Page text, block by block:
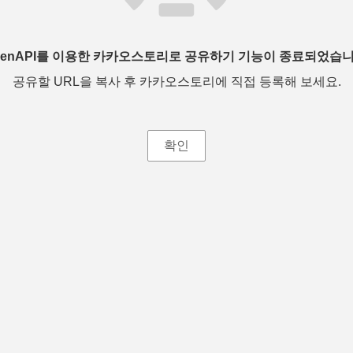
를 이용한 카카오스토리로 공유하기 기능이 종료되었습
공유할 URL을 복사 후 카카오스토리에 직접 등록해 보세요.
확인